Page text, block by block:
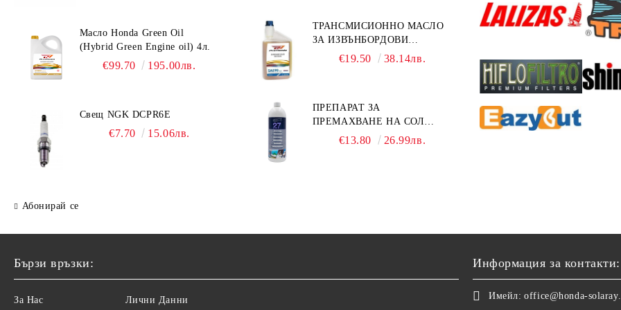
Масло Honda Green Oil
(Hybrid Green Engine oil) 4л.
€99.70 195.00лв.
Свещ NGK DCPR6E
€7.70 15.06лв.
Абонирай се
ТРАНСМИСИОННО МАСЛО
ЗА ИЗВЪНБОРДОВИ
ДВИГАТЕЛИ GL4 HONDA
€19.50 38.14лв.
ПРЕПАРАТ ЗА
ПРЕМАХВАНЕ НА СОЛ
SALT REMOVER 27 - 1L
€13.80 26.99лв.
Бързи връзки:
За Нас Лични Данни
Информация за контакти:
Имейл: office@honda-